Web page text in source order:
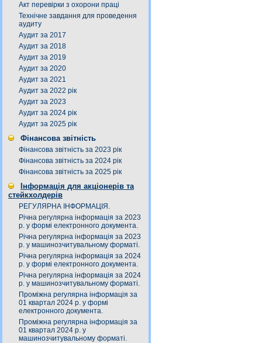
Акт перевірки з охорони праці
Технічне завдання для проведення
аудиту
Аудит за 2017
Аудит за 2018
Аудит за 2019
Аудит за 2020
Аудит за 2021
Аудит за 2022 рік
Аудит за 2023
Аудит за 2024 рік
Аудит за 2025 рік
Фінансова звітність
Фінансова звітність за 2023 рік
Фінансова звітність за 2024 рік
Фінансова звітність за 2025 рік
Інформація для акціонерів та
стейкхолдерів
РЕГУЛЯРНА ІНФОРМАЦІЯ.
Річна регулярна інформація за 2023
р. у формі електронного документа.
Річна регулярна інформація за 2023
р. у машинозчитувальному форматі.
Річна регулярна інформація за 2024
р. у формі електронного документа.
Річна регулярна інформація за 2024
р. у машинозчитувальному форматі.
Проміжна регулярна інформація за
01 квартал 2024 р. у формі
електронного документа.
Проміжна регулярна інформація за
01 квартал 2024 р. у
машинозчитувальному форматі.